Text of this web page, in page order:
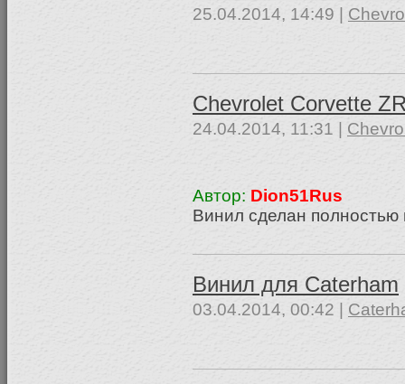
25.04.2014, 14:49 |
Chevrolet Corvette
24.04.2014, 11:31 |
Автор: Dion51Rus
Винил сделан полностью
Винил для Caterham
03.04.2014, 00:42 |